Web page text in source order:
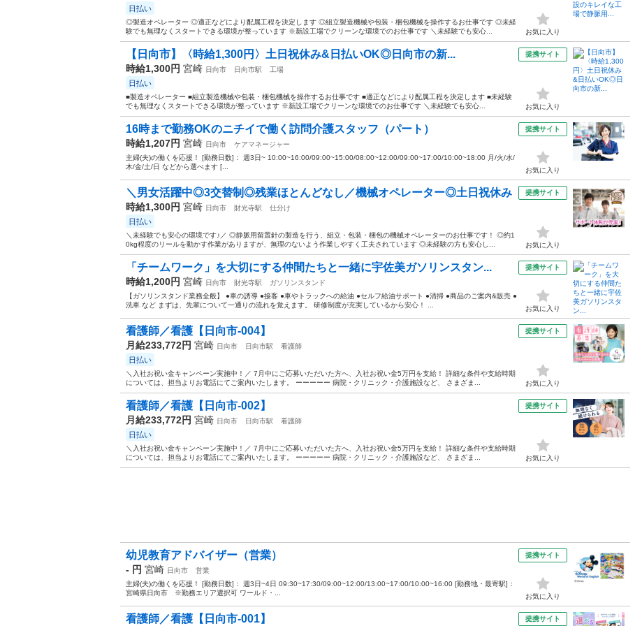
日払い
◎製造オペレーター ◎適正などにより配属工程を決定します ◎組立製造機械や包装・梱包機械を操作するお仕事です ◎未経
験でも無理なくスタートできる環境が整っています ※新設工場でクリーンな環境でのお仕事です ＼未経験でも安心...
お気に入り
【日向市】〈時給1,300円〉土日祝休み&日払いOK◎日向市の新...
時給1,300円 宮崎 日向市 日向市駅 工場
日払い
■製造オペレーター ■組立製造機械や包装・梱包機械を操作するお仕事です ■適正などにより配属工程を決定します ■未経験
でも無理なくスタートできる環境が整っています ※新設工場でクリーンな環境でのお仕事です ＼未経験でも安心...
提携サイト
お気に入り
16時まで勤務OKのニチイで働く訪問介護スタッフ（パート）
時給1,207円 宮崎 日向市
ケアマネージャー
主婦(夫)の働くを応援！ [勤務日数]： 週3日~ 10:00~16:00/09:00~15:00/08:00~12:00/09:00~17:00/10:00~18:00 月/火/水/
木/金/土/日 などから選べます [...
提携サイト
お気に入り
＼男女活躍中◎3交替制◎残業ほとんどなし／機械オペレーター◎土日祝休み
時給1,300円 宮崎 日向市 財光寺駅 仕分け
日払い
＼未経験でも安心の環境です♪／ ◎静脈用留置針の製造を行う、組立・包装・梱包の機械オペレーターのお仕事です！ ◎約1
0kg程度のリールを動かす作業がありますが、無理のないよう作業しやすく工夫されています ◎未経験の方も安心し...
提携サイト
お気に入り
「チームワーク」を大切にする仲間たちと一緒に宇佐美ガソリンスタン...
時給1,200円 宮崎 日向市 財光寺駅
ガソリンスタンド
【ガソリンスタンド業務全般】 ●車の誘導 ●接客 ●車やトラックへの給油 ●セルフ給油サポート ●清掃 ●商品のご案内&販売 ●
洗車 など まずは、先輩について一通りの流れを覚えます。 研修制度が充実しているから安心！ ...
提携サイト
お気に入り
看護師／看護【日向市-004】
月給233,772円 宮崎 日向市 日向市駅 看護師
日払い
＼入社お祝い金キャンペーン実施中！／ 7月中にご応募いただいた方へ、入社お祝い金5万円を支給！ 詳細な条件や支給時期
については、担当よりお電話にてご案内いたします。 ーーーーー 病院・クリニック・介護施設など、 さまざま...
提携サイト
お気に入り
看護師／看護【日向市-002】
月給233,772円 宮崎 日向市 日向市駅 看護師
日払い
＼入社お祝い金キャンペーン実施中！／ 7月中にご応募いただいた方へ、入社お祝い金5万円を支給！ 詳細な条件や支給時期
については、担当よりお電話にてご案内いたします。 ーーーーー 病院・クリニック・介護施設など、 さまざま...
提携サイト
お気に入り
幼児教育アドバイザー（営業）
- 円 宮崎 日向市
営業
主婦(夫)の働くを応援！ [勤務日数]： 週3日~4日 09:30~17:30/09:00~12:00/13:00~17:00/10:00~16:00 [勤務地・最寄駅]：
宮崎県日向市 ※勤務エリア選択可 ワールド・...
提携サイト
お気に入り
看護師／看護【日向市-001】 提携サイト